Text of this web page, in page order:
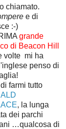
chiamato.
e di
:-)
grande
di Beacon Hill
volte mi ha
penso di
farmi tutto
, la lunga
dei parchi
…qualcosa di